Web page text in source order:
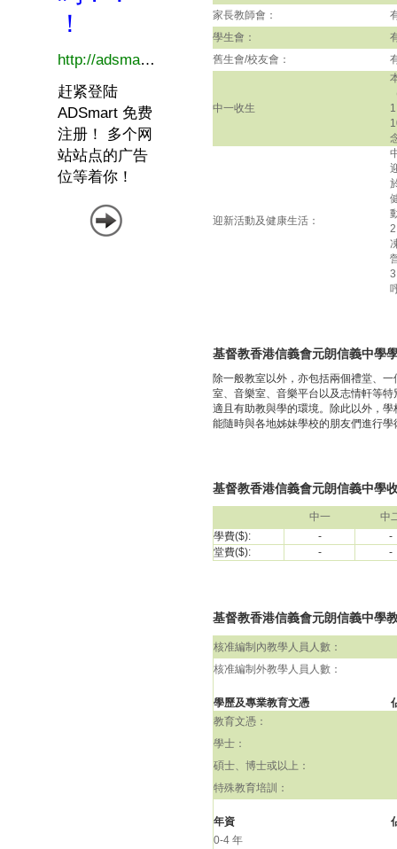
家長教師會：
學生會：
舊生會/校友會：
中一收生
迎新活動及健康生活：
基督教香港信義會元朗信義中學
除一般教室以外，亦包括兩個禮堂、
室、音樂室、音樂平台以及志情軒等
適且有助教與學的環境。除此以外，
能隨時與各地姊妹學校的朋友們進行
基督教香港信義會元朗信義中學
中一
中
學費($):
-
-
堂費($):
- -
基督教香港信義會元朗信義中學
核准編制內教學人員人數：
核准編制外教學人員人數：
學歷及專業教育文憑
教育文憑：
學士：
碩士、博士或以上：
特殊教育培訓：
年資
0-4 年